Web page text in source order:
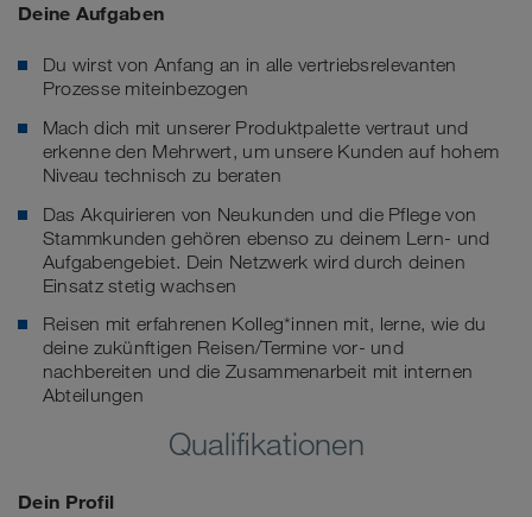
Deine Aufgaben
Du wirst von Anfang an in alle vertriebsrelevanten
Prozesse miteinbezogen
Mach dich mit unserer Produktpalette vertraut und
erkenne den Mehrwert, um unsere Kunden auf hohem
Niveau technisch zu beraten
Das Akquirieren von Neukunden und die Pflege von
Stammkunden gehören ebenso zu deinem Lern- und
Aufgabengebiet. Dein Netzwerk wird durch deinen
Einsatz stetig wachsen
Reisen mit erfahrenen Kolleg*innen mit, lerne, wie du
deine zukünftigen Reisen/Termine vor- und
nachbereiten und die Zusammenarbeit mit internen
Abteilungen
Qualifikationen
Dein Profil